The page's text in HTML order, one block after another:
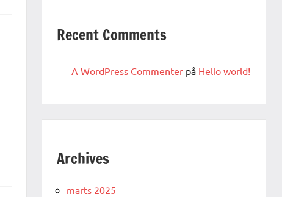
Recent Comments
A WordPress Commenter på Hello world!
Archives
marts 2025